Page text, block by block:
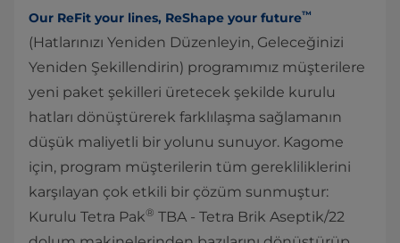
Our ReFit your lines, ReShape your future™
(Hatlarınızı Yeniden Düzenleyin, Geleceğinizi
Yeniden Şekillendirin) programımız müşterilere
yeni paket şekilleri üretecek şekilde kurulu
hatları dönüştürerek farklılaşma sağlamanın
düşük maliyetli bir yolunu sunuyor. Kagome
için, program müşterilerin tüm gerekliliklerini
karşılayan çok etkili bir çözüm sunmuştur:
Kurulu Tetra Pak® TBA - Tetra Brik Aseptik/22